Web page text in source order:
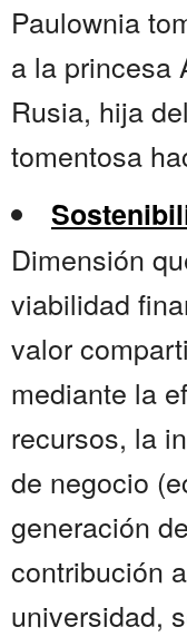
Paulownia
a la princesa
Rusia, hija
tomentosa
Dimensión
viabilidad
valor
mediante la
recursos, la
de negocio
generación
contribución
universidad,